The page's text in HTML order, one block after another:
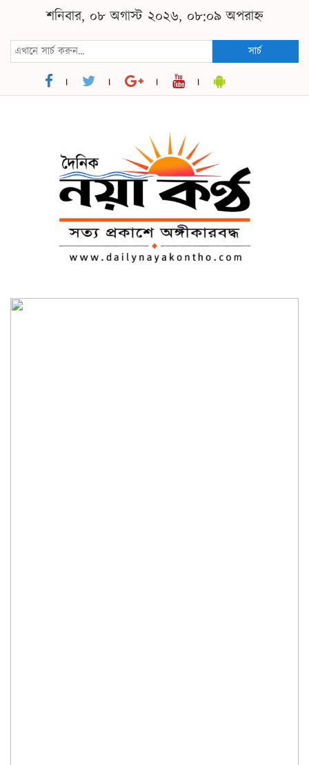
শনিবার, ০৮ অগাস্ট ২০২৬, ০৮:০৯ অপরাহ্ন
সার্চ